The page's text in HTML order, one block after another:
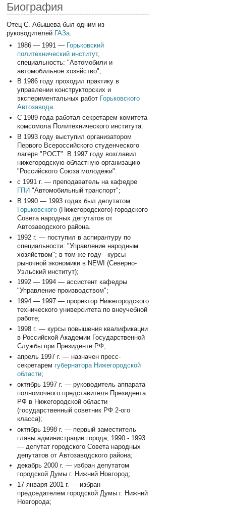
Биография
Отец С. Абышева был одним из
руководителей ГАЗа.
1986 — 1991 — Горьковский
политехнический институт,
специальность: "Автомобили и
автомобильное хозяйство";
В 1986 году проходил практику в
управлении конструкторских и
экспериментальных работ Горьковского
Автозавода.
С 1989 года работал секретарем комитета
комсомола Политехнического института.
В 1993 году выступил организатором
Первого Всероссийского студенческого
лагеря "РОСТ". В 1997 году возглавил
нижегородскую областную организацию
"Российского Союза молодежи".
с 1991 г. — преподаватель на кафедре
ГПИ "Автомобильный транспорт";
В 1990 — 1993 годах был депутатом
Горьковского(Нижегородского) городского
Совета народных депутатов от
Автозаводского района.
1992 г. — поступил в аспирантуру по
специальности: "Управление народным
хозяйством"; в том же году - курсы
рыночной экономики в NEWI (Северно-
Уэльский институт);
1992 — 1994 — ассистент кафедры
"Управление производством";
1994 — 1997 — проректор Нижегородского
технического университета по внеучебной
работе;
1998 г. — курсы повышения квалификации
в Российской Академии Государственной
Службы при Президенте РФ;
апрель 1997 г. — назначен пресс-
секретарем губернатора Нижегородской
области;
октябрь 1997 г. — руководитель аппарата
полномочного представителя Президента
РФ в Нижегородской области
(государственный советник РФ 2-ого
класса);
октябрь 1998 г. — первый заместитель
главы администрации города; 1990 - 1993
— депутат городского Совета народных
депутатов от Автозаводского района;
декабрь 2000 г. — избран депутатом
городской Думы г. Нижний Новгород;
17 января 2001 г. — избран
председателем городской Думы г. Нижний
Новгорода;